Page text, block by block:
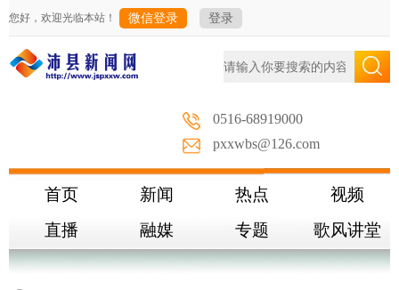
您好，欢迎光临本站！ 微信登录 登录
0516-68919000
pxxwbs@126.com
首页 新闻 热点
视频
直播
融媒 专题 歌风讲堂